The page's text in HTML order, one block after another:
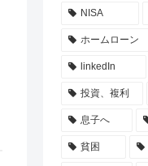
NISA
ホームローン
linkedIn
投資、複利
息子へ
貧困